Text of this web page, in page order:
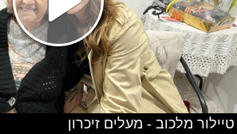
טיילור מלכוב - מעלים זיכרון